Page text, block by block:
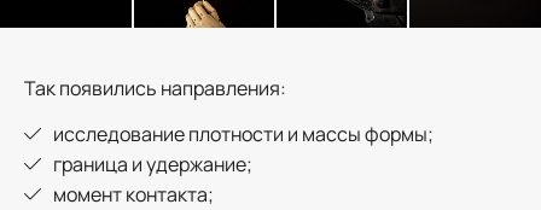
Так появились направления:
исследование плотности и массы формы;
граница и удержание;
момент контакта;